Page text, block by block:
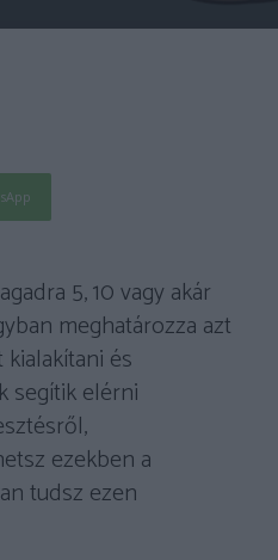
5, 10 vagy akár
meghatározza azt
és
segítik elérni
ezekben a
tudsz ezen